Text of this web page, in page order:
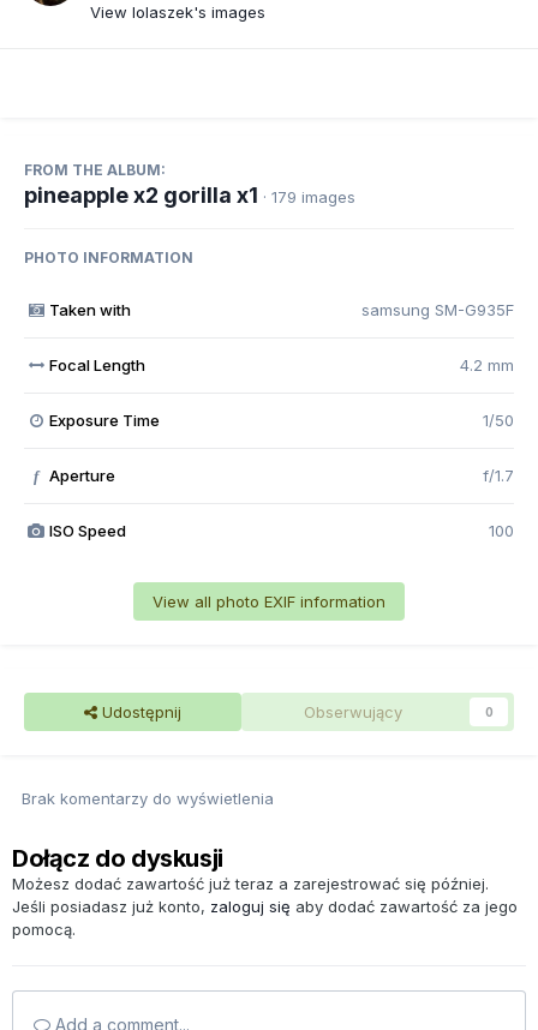
View lolaszek's images
FROM THE ALBUM:
pineapple x2 gorilla x1 · 179 images
PHOTO INFORMATION
Taken with samsung SM-G935F
Focal Length 4.2 mm
Exposure Time 1/50
f Aperture f/1.7
ISO Speed 100
View all photo EXIF information
Udostępnij Obserwujący 0
Brak komentarzy do wyświetlenia
Dołącz do dyskusji
Możesz dodać zawartość już teraz a zarejestrować się później.
Jeśli posiadasz już konto, zaloguj się aby dodać zawartość za jego
pomocą.
Add a comment...